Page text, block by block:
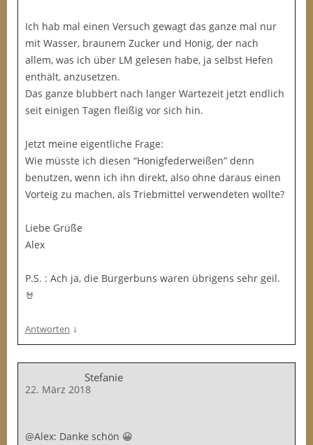
Ich hab mal einen Versuch gewagt das ganze mal nur
mit Wasser, braunem Zucker und Honig, der nach
allem, was ich über LM gelesen habe, ja selbst Hefen
enthält, anzusetzen.
Das ganze blubbert nach langer Wartezeit jetzt endlich
seit einigen Tagen fleißig vor sich hin.
Jetzt meine eigentliche Frage:
Wie müsste ich diesen “Honigfederweißen” denn
benutzen, wenn ich ihn direkt, also ohne daraus einen
Vorteig zu machen, als Triebmittel verwendeten wollte?
Liebe Grüße
Alex
P.S. : Ach ja, die Burgerbuns waren übrigens sehr geil.
🤘
Antworten ↓
Stefanie
22. März 2018
@Alex: Danke schön 😀